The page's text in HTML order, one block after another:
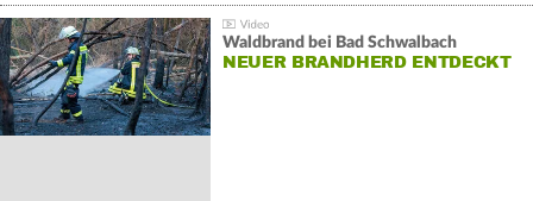
Waldbrand bei Bad Schwalbach
NEUER BRANDHERD ENTDECKT